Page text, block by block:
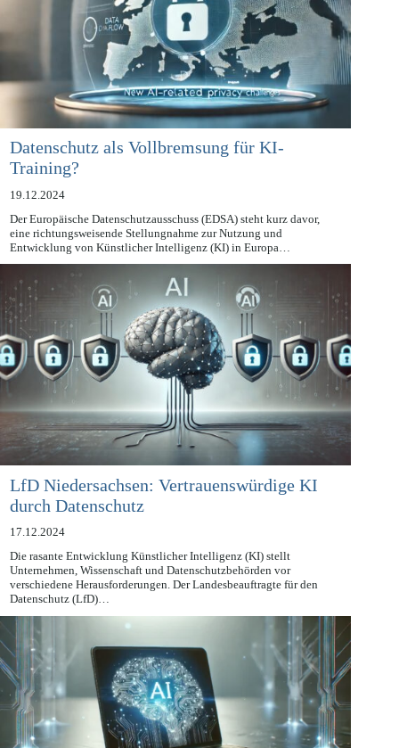
Datenschutz als Vollbremsung für KI-
Training?
19.12.2024
Der Europäische Datenschutzausschuss (EDSA) steht kurz davor,
eine richtungsweisende Stellungnahme zur Nutzung und
Entwicklung von Künstlicher Intelligenz (KI) in Europa…
LfD Niedersachsen: Vertrauenswürdige KI
durch Datenschutz
17.12.2024
Die rasante Entwicklung Künstlicher Intelligenz (KI) stellt
Unternehmen, Wissenschaft und Datenschutzbehörden vor
verschiedene Herausforderungen. Der Landesbeauftragte für den
Datenschutz (LfD)…